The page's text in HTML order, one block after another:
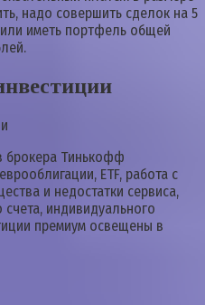
надо совершить сделок на 5
иметь портфель общей
брокера Тинькофф
ETF, работа с
и недостатки сервиса,
индивидуального
премиум освещены в